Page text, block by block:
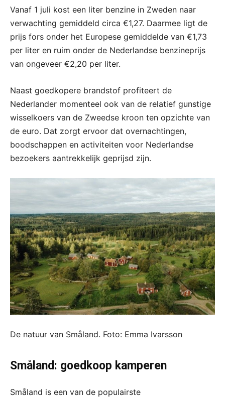
Vanaf 1 juli kost een liter benzine in Zweden naar
verwachting gemiddeld circa €1,27. Daarmee ligt de
prijs fors onder het Europese gemiddelde van €1,73
per liter en ruim onder de Nederlandse benzineprijs
van ongeveer €2,20 per liter.
Naast goedkopere brandstof profiteert de
Nederlander momenteel ook van de relatief gunstige
wisselkoers van de Zweedse kroon ten opzichte van
de euro. Dat zorgt ervoor dat overnachtingen,
boodschappen en activiteiten voor Nederlandse
bezoekers aantrekkelijk geprijsd zijn.
De natuur van Småland. Foto: Emma Ivarsson
Småland: goedkoop kamperen
Småland is een van de populairste